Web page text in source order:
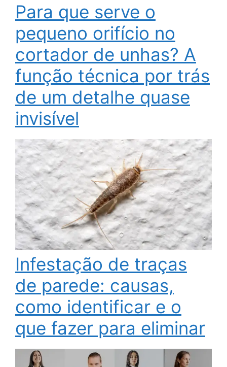
Para que serve o
pequeno orifício no
cortador de unhas? A
função técnica por trás
de um detalhe quase
invisível
Infestação de traças
de parede: causas,
como identificar e o
que fazer para eliminar